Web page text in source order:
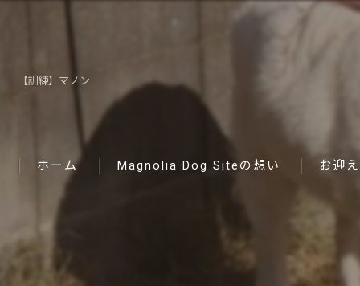
【訓練】マノン
ホーム Magnolia Dog Siteの想い お迎